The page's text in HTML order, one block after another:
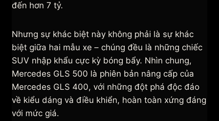
đến hơn 7 tỷ.
Nhưng sự khác biệt này không phải là sự khác
biệt giữa hai mẫu xe – chúng đều là những chiếc
SUV nhập khẩu cực kỳ bóng bẩy. Nhìn chung,
Mercedes GLS 500 là phiên bản nâng cấp của
Mercedes GLS 400, với những đột phá độc đáo
về kiểu dáng và điều khiển, hoàn toàn xứng đáng
với mức giá.